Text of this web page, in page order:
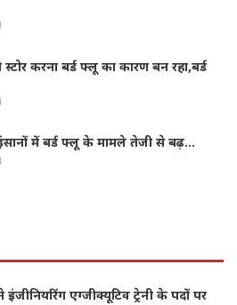
करना बर्ड फ्लू का कारण बन रहा,बर्ड
में बर्ड फ्लू के मामले तेजी से बढ़…
इंजीनियरिंग एग्जीक्यूटिव ट्रेनी के पदों पर